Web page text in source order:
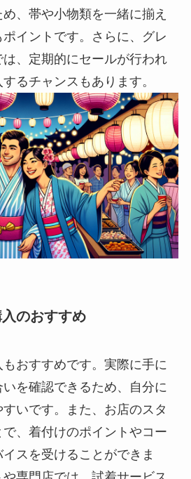
、帯や小物類を一緒に揃え
イントです。さらに、グレ
、定期的にセールが行われ
るチャンスもあります。
のおすすめ
おすすめです。実際に手に
を確認できるため、自分に
いです。また、お店のスタ
、着付けのポイントやコー
スを受けることができま